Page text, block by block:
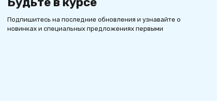
Подпишитесь на последние обновления и узнавайте о
новинках и специальных предложениях первыми